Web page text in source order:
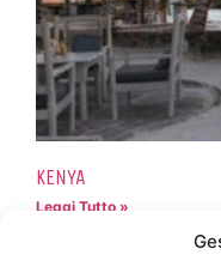
KENYA
Leggi Tutto »